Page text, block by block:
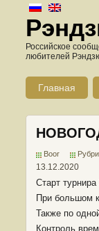
Российское
любителей
Главная
Boor
13.12.2020
Старт
При большом
Также по
Контроль